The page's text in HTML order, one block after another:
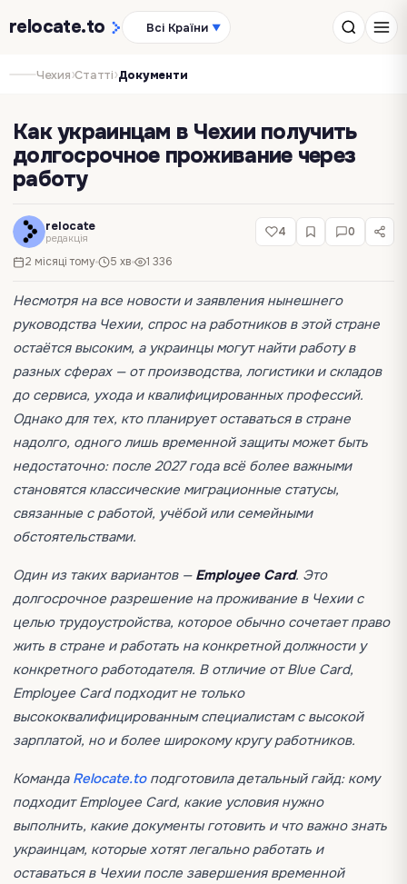
relocate.to Всі Країни ▼
Чехия›Статті›Документи
Как украинцам в Чехии получить
долгосрочное проживание через
работу
relocate
редакція
2 місяці тому 5 хв 1 336
4 0
Несмотря на все новости и заявления нынешнего
руководства Чехии, спрос на работников в этой стране
остаётся высоким, а украинцы могут найти работу в
разных сферах — от производства, логистики и складов
до сервиса, ухода и квалифицированных профессий.
Однако для тех, кто планирует оставаться в стране
надолго, одного лишь временной защиты может быть
недостаточно: после 2027 года всё более важными
становятся классические миграционные статусы,
связанные с работой, учёбой или семейными
обстоятельствами.
Один из таких вариантов — Employee Card. Это
долгосрочное разрешение на проживание в Чехии с
целью трудоустройства, которое обычно сочетает право
жить в стране и работать на конкретной должности у
конкретного работодателя. В отличие от Blue Card,
Employee Card подходит не только
высококвалифицированным специалистам с высокой
зарплатой, но и более широкому кругу работников.
Команда Relocate.toподготовила детальный гайд: кому
подходит Employee Card, какие условия нужно
выполнить, какие документы готовить и что важно знать
украинцам, которые хотят легально работать и
оставаться в Чехии после завершения временной